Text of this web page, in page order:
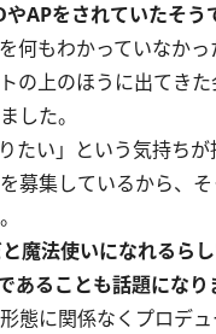
APをされていたそう
もわかっていなか
の上のほうに出てき
した。
い」という気持ち
募集しているから、
法使いになれるら
ることも話題になり
に関係なくプロデ